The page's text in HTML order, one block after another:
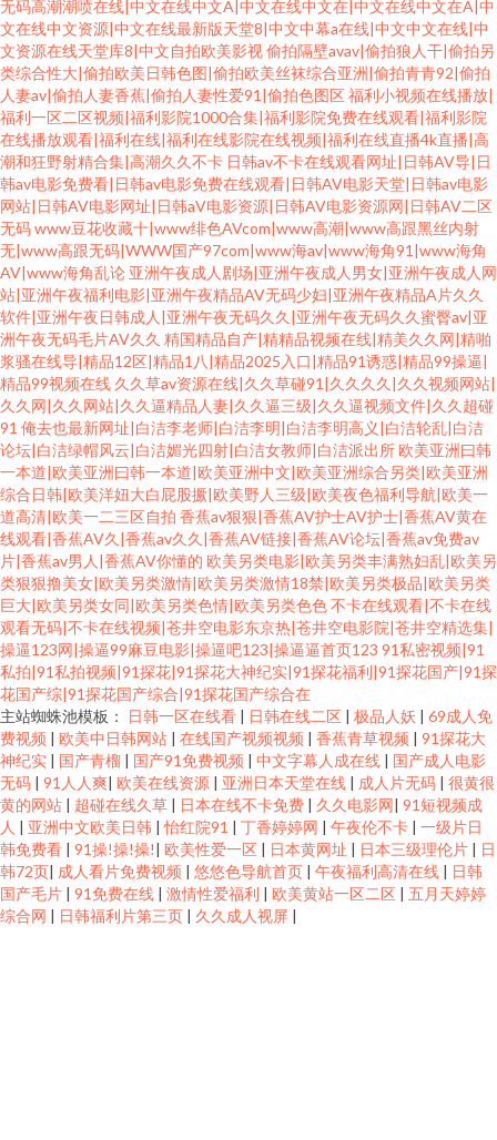
无码高潮潮喷在线|中文在线中文A|中文在线中文在|中文在线中文在A|中
文在线中文资源|中文在线最新版天堂8|中文中幕a在线|中文中文在线|中
文资源在线天堂库8|中文自拍欧美影视偷拍隔壁avav|偷拍狼人干|偷拍另
类综合性大|偷拍欧美日韩色图|偷拍欧美丝袜综合亚洲|偷拍青青92|偷拍
人妻av|偷拍人妻香蕉|偷拍人妻性爱91|偷拍色图区福利小视频在线播放|
福利一区二区视频|福利影院1000合集|福利影院免费在线观看|福利影院
在线播放观看|福利在线|福利在线影院在线视频|福利在线直播4k直播|高
潮和狂野射精合集|高潮久久不卡 日韩av不卡在线观看网址|日韩AV导|日
韩av电影免费看|日韩av电影免费在线观看|日韩AV电影天堂|日韩av电影
网站|日韩AV电影网址|日韩aV电影资源|日韩AV电影资源网|日韩AV二区
无码www豆花收藏十|www绯色AVcom|www高潮|www高跟黑丝内射
无|www高跟无码|WWW国产97com|www海av|www海角91|www海角
AV|www海角乱论 亚洲午夜成人剧场|亚洲午夜成人男女|亚洲午夜成人网
站|亚洲午夜福利电影|亚洲午夜精品AV无码少妇|亚洲午夜精品A片久久
软件|亚洲午夜日韩成人|亚洲午夜无码久久|亚洲午夜无码久久蜜臀av|亚
洲午夜无码毛片AV久久 精国精品自产|精精品视频在线|精美久久网|精啪
浆骚在线导|精品12区|精品1八|精品2025入口|精品91诱惑|精品99操逼|
精品99视频在线 久久草av资源在线|久久草碰91|久久久久|久久视频网站|
久久网|久久网站|久久逼精品人妻|久久逼三级|久久逼视频文件|久久超碰
91 俺去也最新网址|白洁李老师|白洁李明|白洁李明高义|白洁轮乱|白洁
论坛|白洁绿帽风云|白洁媚光四射|白洁女教师|白洁派出所欧美亚洲曰韩
一本道|欧美亚洲曰韩一本道|欧美亚洲中文|欧美亚洲综合另类|欧美亚洲
综合日韩|欧美洋妞大白屁股撅|欧美野人三级|欧美夜色福利导航|欧美一
道高清|欧美一二三区自拍 香蕉av狠狠|香蕉AV护士AV护士|香蕉AV黄在
线观看|香蕉AV久|香蕉av久久|香蕉AV链接|香蕉AV论坛|香蕉av免费av
片|香蕉av男人|香蕉AV你懂的 欧美另类电影|欧美另类丰满熟妇乱|欧美另
类狠狠撸美女|欧美另类激情|欧美另类激情18禁|欧美另类极品|欧美另类
巨大|欧美另类女同|欧美另类色情|欧美另类色色不卡在线观看|不卡在线
观看无码|不卡在线视频|苍井空电影东京热|苍井空电影院|苍井空精选集|
操逼123网|操逼99麻豆电影|操逼吧123|操逼逼首页123 91私密视频|91
私拍|91私拍视频|91探花|91探花大神纪实|91探花福利|91探花国产|91探
花国产综|91探花国产综合|91探花国产综合在
主站蜘蛛池模板：
日韩一区在线看 | 日韩在线二区 | 极品人妖 | 69成人免
费视频 | 欧美中日韩网站 | 在线国产视频视频 | 香蕉青草视频 | 91探花大
神纪实 | 国产青榴 | 国产91免费视频 | 中文字幕人成在线 | 国产成人电影
无码 | 91人人爽| 欧美在线资源 | 亚洲日本天堂在线 | 成人片无码 | 很黄很
黄的网站 | 超碰在线久草 | 日本在线不卡免费 | 久久电影网| 91短视频成
人 | 亚洲中文欧美日韩 |怡红院91 | 丁香婷婷网 | 午夜伦不卡 | 一级片日
韩免费看 | 91操!操!操!| 欧美性爱一区 | 日本黄网址 | 日本三级理伦片 | 日
韩72页| 成人看片免费视频 | 悠悠色导航首页 | 午夜福利高清在线 | 日韩
国产毛片 | 91免费在线 | 激情性爱福利 | 欧美黄站一区二区 | 五月天婷婷
综合网 | 日韩福利片第三页 | 久久成人视屏 |